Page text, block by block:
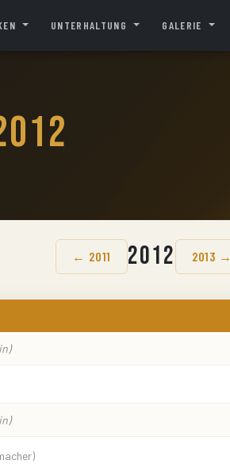
UNTERHALTUNG GALERIE
← 2011 2012 2013 →